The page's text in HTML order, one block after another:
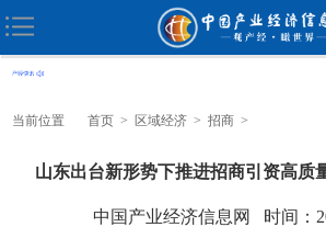
当前位置 首页 > 区域经济 > 招商 >
山东出台新形势下推进招商引资高质
中国产业经济信息网 时间：